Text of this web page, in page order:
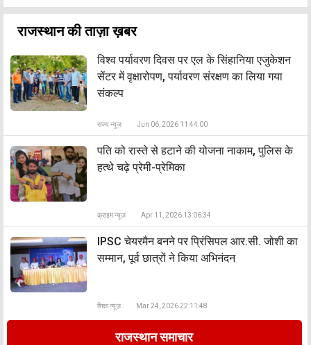
राजस्थान की ताज़ा ख़बर
विश्व पर्यावरण दिवस पर एल के सिंहानिया एजुकेशन
सेंटर में वृक्षारोपण, पर्यावरण संरक्षण का लिया गया
संकल्प
राज्य न्यूज़ Jun 06, 2026 11:44:00
पति को रास्ते से हटाने की योजना नाकाम, पुलिस के
हत्थे चढ़े प्रेमी-प्रेमिका
क्राइम न्यूज़ Apr 11, 2026 13:06:34
IPSC चेयरमैन बनने पर प्रिंसिपल आर.सी. जोशी का
सम्मान, पूर्व छात्रों ने किया अभिनंदन
शिक्षा न्यूज़ Mar 24, 2026 22:11:48
राजस्थान समाचार